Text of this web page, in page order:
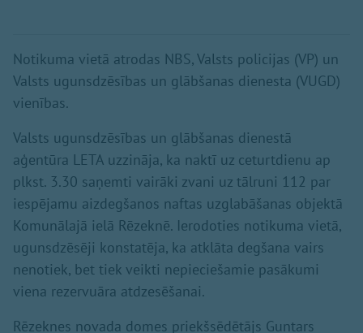
Notikuma vietā atrodas NBS, Valsts policijas (VP) un
Valsts ugunsdzēsības un glābšanas dienesta (VUGD)
vienības.
Valsts ugunsdzēsības un glābšanas dienestā
aģentūra LETA uzzināja, ka naktī uz ceturtdienu ap
plkst. 3.30 saņemti vairāki zvani uz tālruni 112 par
iespējamu aizdegšanos naftas uzglabāšanas objektā
Komunālajā ielā Rēzeknē. Ierodoties notikuma vietā,
ugunsdzēsēji konstatēja, ka atklāta degšana vairs
nenotiek, bet tiek veikti nepieciešamie pasākumi
viena rezervuāra atdzesēšanai.
Rēzeknes novada domes priekšsēdētājs Guntars